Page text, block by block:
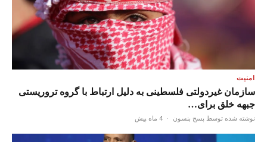
امنیت
سازمان غیردولتی فلسطینی به دلیل ارتباط با گروه تروریستی
جبهه خلق برای…
نوشته شده توسط پسح بنسون · 4 ماه پیش